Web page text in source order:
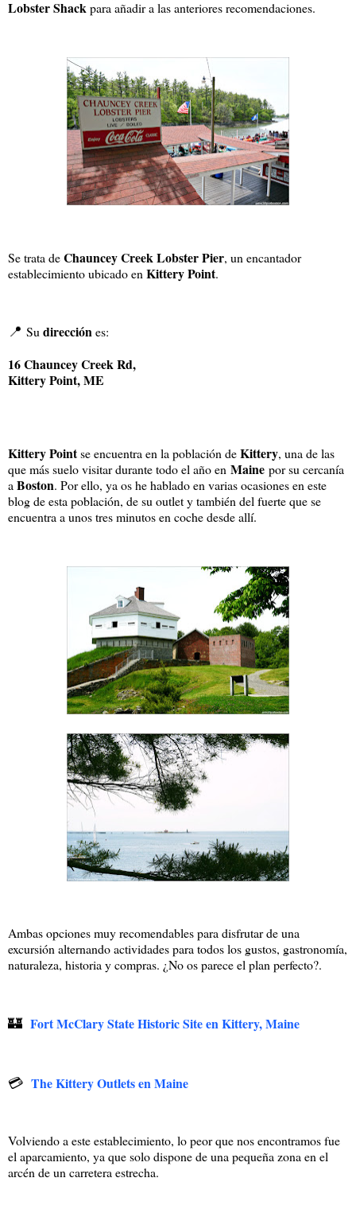
Lobster Shackpara añadir a las anteriores recomendaciones.
Se trata deChauncey Creek Lobster Pier, un encantador
establecimiento ubicado en Kittery Point.
📍 Sudirecciónes:
16 Chauncey Creek Rd,
Kittery Point, ME
Kittery Pointse encuentra en la población deKittery, una de las
que más suelo visitar durante todo el año en Maine por su cercanía
a Boston. Por ello, ya os he hablado en varias ocasiones en este
blog de esta población, de su outlet y también del fuerte que se
encuentra a unos tres minutos en coche desde allí.
Ambas opciones muy recomendables para disfrutar de una
excursión alternando actividades para todos los gustos, gastronomía,
naturaleza, historia y compras. ¿No os parece el plan perfecto?.
🏰 Fort McClary State Historic Site en Kittery, Maine
💳 The Kittery Outlets en Maine
Volviendo a este establecimiento, lo peor que nos encontramos fue
el aparcamiento, ya que solo dispone de una pequeña zona en el
arcén de un carretera estrecha.